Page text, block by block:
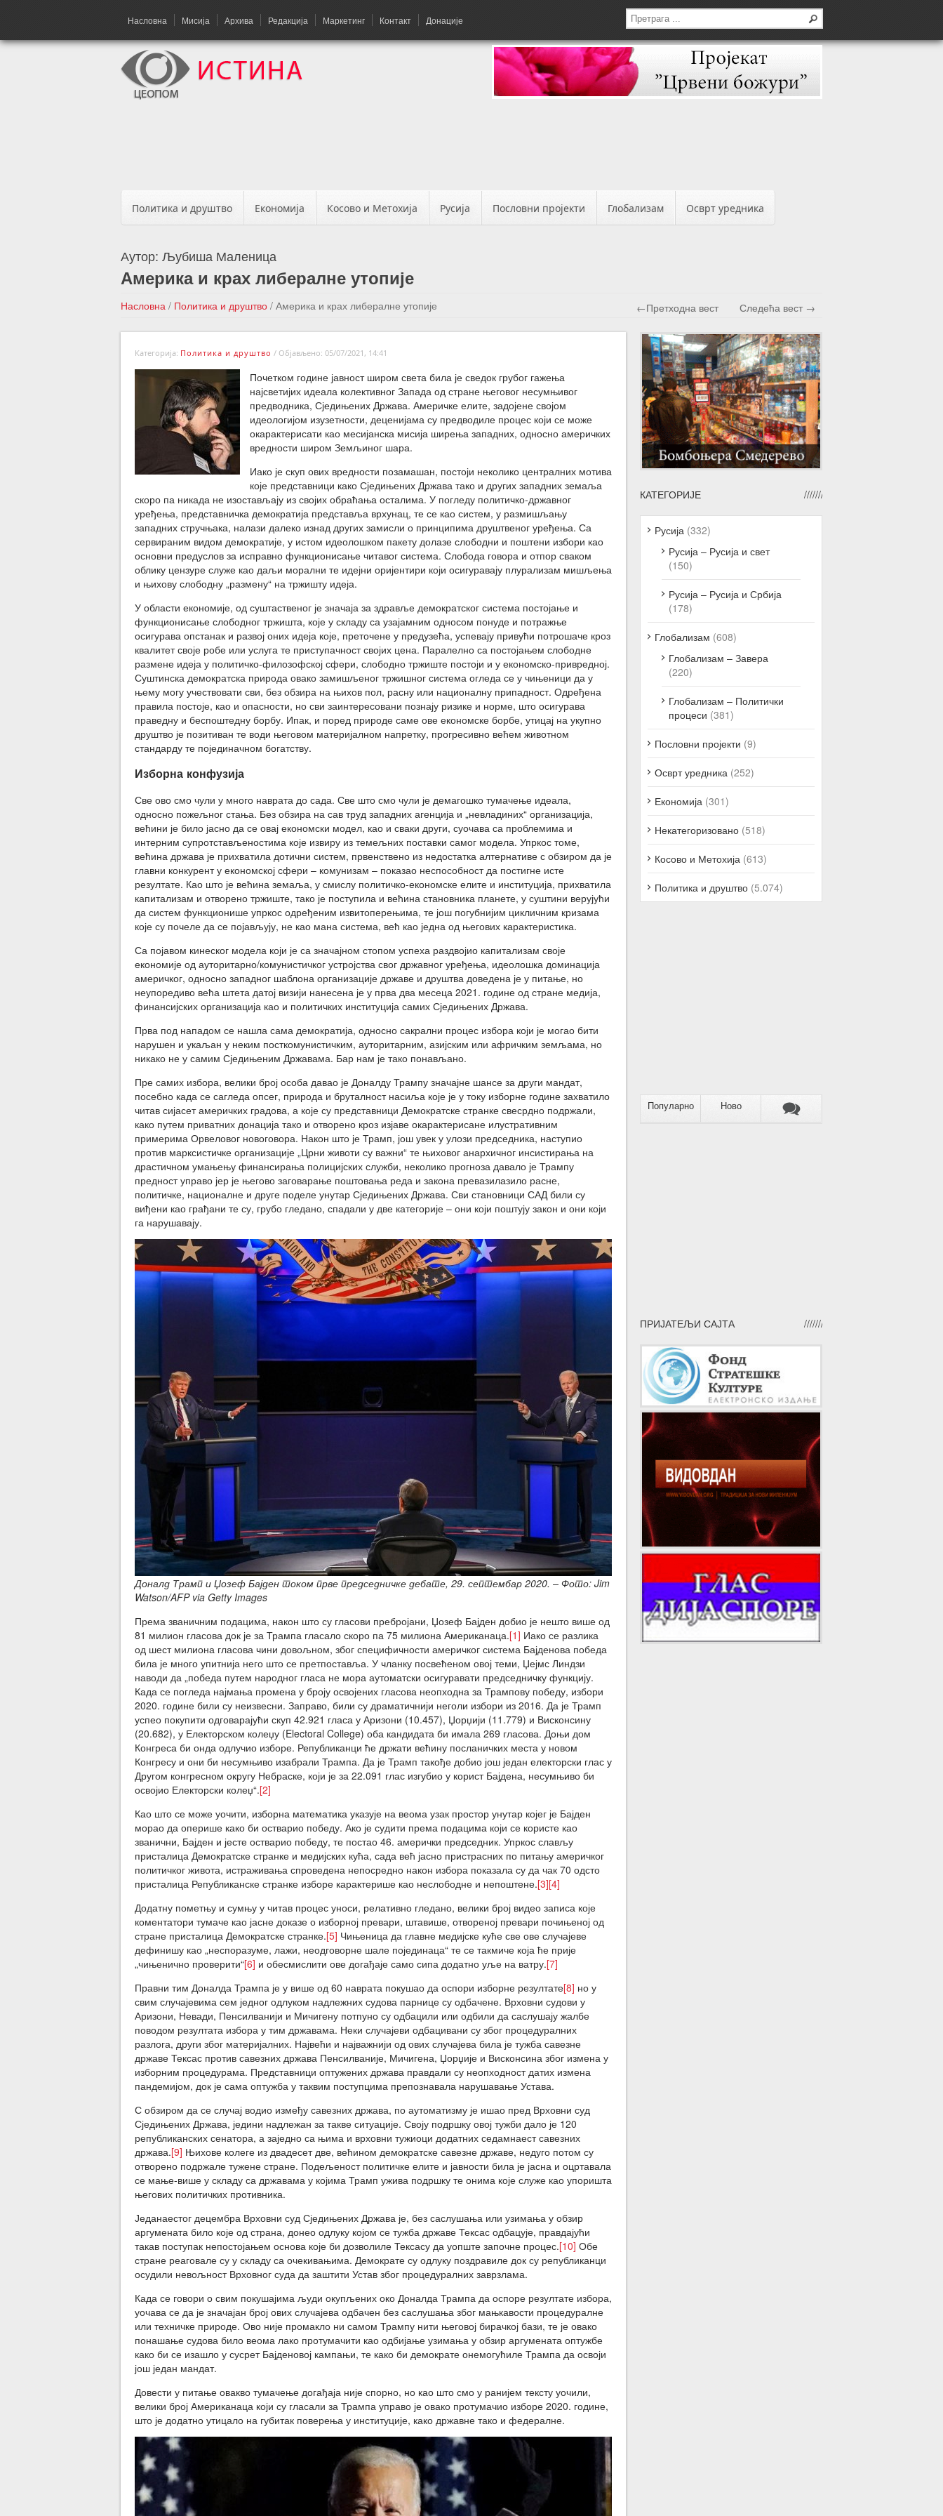
Насловна Мисија Архива Редакција Маркетинг Контакт Донације
Политика и друштво Економија Косово и Метохија Русија Пословни пројекти Глобализам Осврт уредника
Аутор: Љубиша Маленица
Америка и крах либералне утопије
Насловна / Политика и друштво / Америка и крах либералне утопије ←Претходна вест Следећа вест →
Категорија: Политика и друштво / Објављено: 05/07/2021, 14:41
Почетком године јавност широм света била је сведок грубог гажења
најсветијих идеала колективног Запада од стране његовог несумњивог
предводника, Сједињених Држава. Америчке елите, задојене својом
идеологијом изузетности, деценијама су предводиле процес који се може
окарактерисати као месијанска мисија ширења западних, односно америчких
вредности широм Земљиног шара.
Иако је скуп ових вредности позамашан, постоји неколико централних мотива
које представници како Сједињених Држава тако и других западних земаља
скоро па никада не изостављају из својих обраћања осталима. У погледу политичко-државног
уређења, представничка демократија представља врхунац, те се као систем, у размишљању
западних стручњака, налази далеко изнад других замисли о принципима друштвеног уређења. Са
сервираним видом демократије, у истом идеолошком пакету долазе слободни и поштени избори као
основни предуслов за исправно функционисање читавог система. Слобода говора и отпор сваком
облику цензуре служе као даљи морални те идејни оријентири који осигуравају плурализам мишљења
и њихову слободну „размену“ на тржишту идеја.
У области економије, од суштаственог је значаја за здравље демократског система постојање и
функционисање слободног тржишта, које у складу са узајамним односом понуде и потражње
осигурава опстанак и развој оних идеја које, преточене у предузећа, успевају привући потрошаче кроз
квалитет своје робе или услуга те приступачност својих цена. Паралелно са постојањем слободне
размене идеја у политичко-филозофској сфери, слободно тржиште постоји и у економско-привредној.
Суштинска демократска природа овако замишљеног тржишног система огледа се у чињеници да у
њему могу учествовати сви, без обзира на њихов пол, расну или националну припадност. Одређена
правила постоје, као и опасности, но сви заинтересовани познају ризике и норме, што осигурава
праведну и беспоштедну борбу. Ипак, и поред природе саме ове економске борбе, утицај на укупно
друштво је позитиван те води његовом материјалном напретку, прогресивно већем животном
стандарду те појединачном богатству.
Изборна конфузија
Све ово смо чули у много наврата до сада. Све што смо чули је демагошко тумачење идеала,
односно пожељног стања. Без обзира на сав труд западних агенција и „невладиних“ организација,
већини је било јасно да се овај економски модел, као и сваки други, суочава са проблемима и
интерним супротстављеностима које извиру из темељних поставки самог модела. Упркос томе,
већина држава је прихватила дотични систем, првенствено из недостатка алтернативе с обзиром да је
главни конкурент у економској сфери – комунизам – показао неспособност да постигне исте
резултате. Као што је већина земаља, у смислу политичко-економске елите и институција, прихватила
капитализам и отворено тржиште, тако је поступила и већина становника планете, у суштини верујући
да систем функционише упркос одређеним извитоперењима, те још погубнијим цикличним кризама
које су почеле да се појављују, не као мана система, већ као једна од његових карактеристика.
Са појавом кинеског модела који је са значајном стопом успеха раздвојио капитализам своје
економије од ауторитарно/комунистичког устројства свог државног уређења, идеолошка доминација
америчког, односно западног шаблона организације државе и друштва доведена је у питање, но
неупоредиво већа штета датој визији нанесена је у прва два месеца 2021. године од стране медија,
финансијских организација као и политичких институција самих Сједињених Држава.
Прва под нападом се нашла сама демократија, односно сакрални процес избора који је могао бити
нарушен и укаљан у неким посткомунистичким, ауторитарним, азијским или афричким земљама, но
никако не у самим Сједињеним Државама. Бар нам је тако понављано.
Пре самих избора, велики број особа давао је Доналду Трампу значајне шансе за други мандат,
посебно када се сагледа опсег, природа и бруталност насиља које је у току изборне године захватило
читав сијасет америчких градова, а које су представници Демократске странке свесрдно подржали,
како путем приватних донација тако и отворено кроз изјаве окарактерисане илустративним
примерима Орвеловог новоговора. Након што је Трамп, још увек у улози председника, наступио
против марксистичке организације „Црни животи су важни“ те њиховог анархичног инсистирања на
драстичном умањењу финансирања полицијских служби, неколико прогноза давало је Трампу
предност управо јер је његово заговарање поштовања реда и закона превазилазило расне,
политичке, националне и друге поделе унутар Сједињених Држава. Сви становници САД били су
виђени као грађани те су, грубо гледано, спадали у две категорије – они који поштују закон и они који
га нарушавају.
Доналд Трамп и Џозеф Бајден током прве председничке дебате, 29. септембар 2020. – Фото: Jim
Watson/AFP via Getty Images
Према званичним подацима, након што су гласови пребројани, Џозеф Бајден добио је нешто више од
81 милион гласова док је за Трампа гласало скоро па 75 милиона Американаца.[1] Иако се разлика
од шест милиона гласова чини довољном, због специфичности америчког система Бајденова победа
била је много упитнија него што се претпоставља. У чланку посвећеном овој теми, Џејмс Линдзи
наводи да „победа путем народног гласа не мора аутоматски осигуравати председничку функцију.
Када се погледа најмања промена у броју освојених гласова неопходна за Трампову победу, избори
2020. године били су неизвесни. Заправо, били су драматичнији неголи избори из 2016. Да је Трамп
успео покупити одговарајући скуп 42.921 гласа у Аризони (10.457), Џорџији (11.779) и Висконсину
(20.682), у Електорском колеџу (Electoral College) оба кандидата би имала 269 гласова. Доњи дом
Конгреса би онда одлучио изборе. Републиканци ће држати већину посланичких места у новом
Конгресу и они би несумњиво изабрали Трампа. Да је Трамп такође добио још један електорски глас у
Другом конгресном округу Небраске, који је за 22.091 глас изгубио у корист Бајдена, несумњиво би
освојио Електорски колеџ“.[2]
Као што се може уочити, изборна математика указује на веома узак простор унутар којег је Бајден
морао да оперише како би остварио победу. Ако је судити према подацима који се користе као
званични, Бајден и јесте остварио победу, те постао 46. амерички председник. Упркос слављу
присталица Демократске странке и медијских кућа, сада већ јасно пристрасних по питању америчког
политичког живота, истраживања спроведена непосредно након избора показала су да чак 70 одсто
присталица Републиканске странке изборе карактерише као неслободне и непоштене.[3][4]
Додатну пометњу и сумњу у читав процес уноси, релативно гледано, велики број видео записа које
коментатори тумаче као јасне доказе о изборној превари, штавише, отвореној превари почињеној од
стране присталица Демократске странке.[5] Чињеница да главне медијске куће све ове случајеве
дефинишу као „неспоразуме, лажи, неодговорне шале појединаца“ те се такмиче која ће прије
„чињенично проверити“[6] и обесмислити ове догађаје само сипа додатно уље на ватру.[7]
Правни тим Доналда Трампа је у више од 60 наврата покушао да оспори изборне резултате[8] но у
свим случајевима сем једног одлуком надлежних судова парнице су одбачене. Врховни судови у
Аризони, Невади, Пенсилванији и Мичигену потпуно су одбацили или одбили да саслушају жалбе
поводом резултата избора у тим државама. Неки случајеви одбацивани су због процедуралних
разлога, други због материјалних. Највећи и најважнији од ових случајева била је тужба савезне
државе Тексас против савезних држава Пенсилваније, Мичигена, Џорџије и Висконсина због измена у
изборним процедурама. Представници оптужених држава правдали су неопходност датих измена
пандемијом, док је сама оптужба у таквим поступцима препознавала нарушавање Устава.
С обзиром да се случај водио између савезних држава, по аутоматизму је ишао пред Врховни суд
Сједињених Држава, једини надлежан за такве ситуације. Своју подршку овој тужби дало је 120
републиканских сенатора, а заједно са њима и врховни тужиоци додатних седамнаест савезних
држава.[9] Њихове колеге из двадесет две, већином демократске савезне државе, недуго потом су
отворено подржале тужене стране. Подељеност политичке елите и јавности била је јасна и оцртавала
се мање-више у складу са државама у којима Трамп ужива подршку те онима које служе као упоришта
његових политичких противника.
Једанаестог децембра Врховни суд Сједињених Држава је, без саслушања или узимања у обзир
аргумената било које од страна, донео одлуку којом се тужба државе Тексас одбацује, правдајући
такав поступак непостојањем основа које би дозволиле Тексасу да уопште започне процес.[10] Обе
стране реаговале су у складу са очекивањима. Демократе су одлуку поздравиле док су републиканци
осудили невољност Врховног суда да заштити Устав због процедуралних заврзлама.
Када се говори о свим покушајима људи окупљених око Доналда Трампа да оспоре резултате избора,
уочава се да је значајан број ових случајева одбачен без саслушања због мањкавости процедуралне
или техничке природе. Ово није промакло ни самом Трампу нити његовој бирачкој бази, те је овако
понашање судова било веома лако протумачити као одбијање узимања у обзир аргумената оптужбе
како би се изашло у сусрет Бајденовој кампањи, те како би демократе онемогућиле Трампа да освоји
још један мандат.
Довести у питање овакво тумачење догађаја није спорно, но као што смо у ранијем тексту уочили,
велики број Американаца који су гласали за Трампа управо је овако протумачио изборе 2020. године,
што је додатно утицало на губитак поверења у институције, како државне тако и федералне.
КАТЕГОРИЈЕ
Русија (332)
Русија – Русија и свет
(150)
Русија – Русија и Србија
(178)
Глобализам (608)
Глобализам – Завера
(220)
Глобализам – Политички
процеси (381)
Пословни пројекти (9)
Осврт уредника (252)
Економија (301)
Некатегоризовано (518)
Косово и Метохија (613)
Политика и друштво (5.074)
Популарно Ново
ПРИЈАТЕЉИ САЈТА